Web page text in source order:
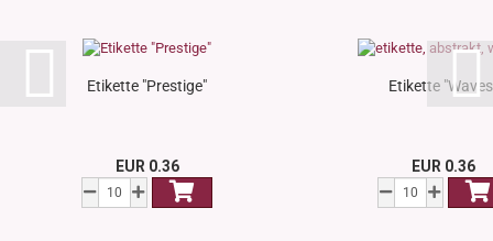
Etikette "Prestige"
EUR 0.36
Etikette
EUR 0.36